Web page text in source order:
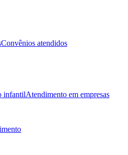
Convênios atendidos
infantilAtendimento em empresas